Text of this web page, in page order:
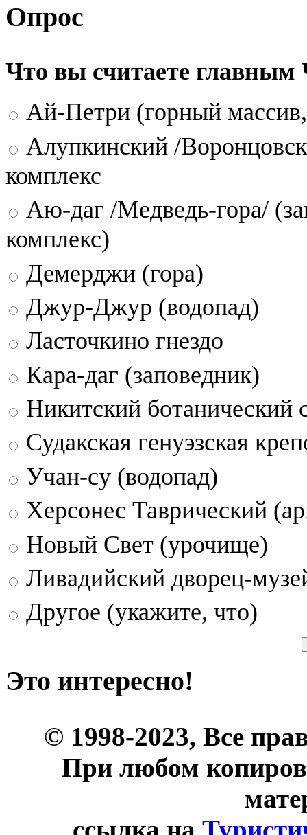
Опрос
Что вы считаете
Ай-Петри (горный
Алупкинский /
комплекс
Аю-даг /Медведь-гора/
комплекс)
Демерджи (гора)
Джур-Джур (водопад)
Ласточкино гнездо
Кара-даг (заповедник)
Никитский ботанический
Судакская генуэзская
Учан-су (водопад)
Херсонес Таврический
Новый Свет (урочище)
Ливадийский дворец-
Другое (укажите, что)
Это интересно!
© 1998-2023, Все
При любом
ссылка на